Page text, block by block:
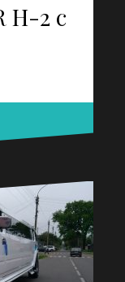
H-2 с